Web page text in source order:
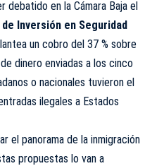
debatido en la Cámara Baja el
de Inversión en Seguridad
un cobro del 37 % sobre
dinero enviadas a los cinco
o nacionales tuvieron el
ilegales a Estados
el panorama de la inmigración
propuestas lo van a